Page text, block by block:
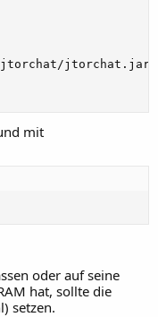
jtorchat/jtorchat.jar
mit
oder auf seine
hat, sollte die
setzen.